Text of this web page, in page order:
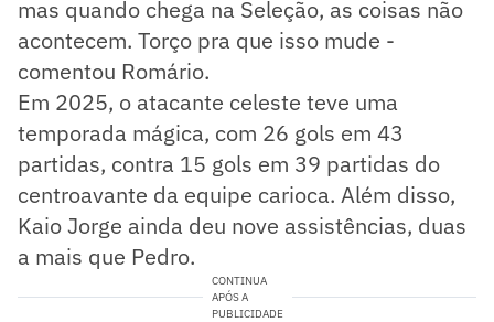
mas quando chega na Seleção, as coisas não
acontecem. Torço pra que isso mude -
comentou Romário.
Em 2025, o atacante celeste teve uma
temporada mágica, com 26 gols em 43
partidas, contra 15 gols em 39 partidas do
centroavante da equipe carioca. Além disso,
Kaio Jorge ainda deu nove assistências, duas
a mais que Pedro.
CONTINUA
APÓS A
PUBLICIDADE